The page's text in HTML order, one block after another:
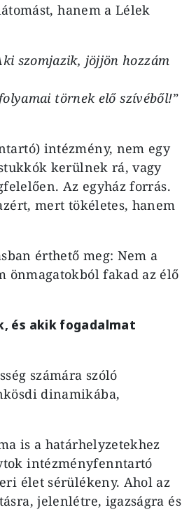
hanem a Lélek
szomjazik, jöjjön hozzám
törnek elő szívéből!”
intézmény, nem egy
kerülnek rá, vagy
Az egyház forrás.
mert tökéletes, hanem
érthető meg: Nem a
önmagatokból fakad az élő
és akik fogadalmat
számára szóló
dinamikába,
is a határhelyzetekhez
intézményfenntartó
élet sérülékeny. Ahol az
jelenlétre, igazságra és